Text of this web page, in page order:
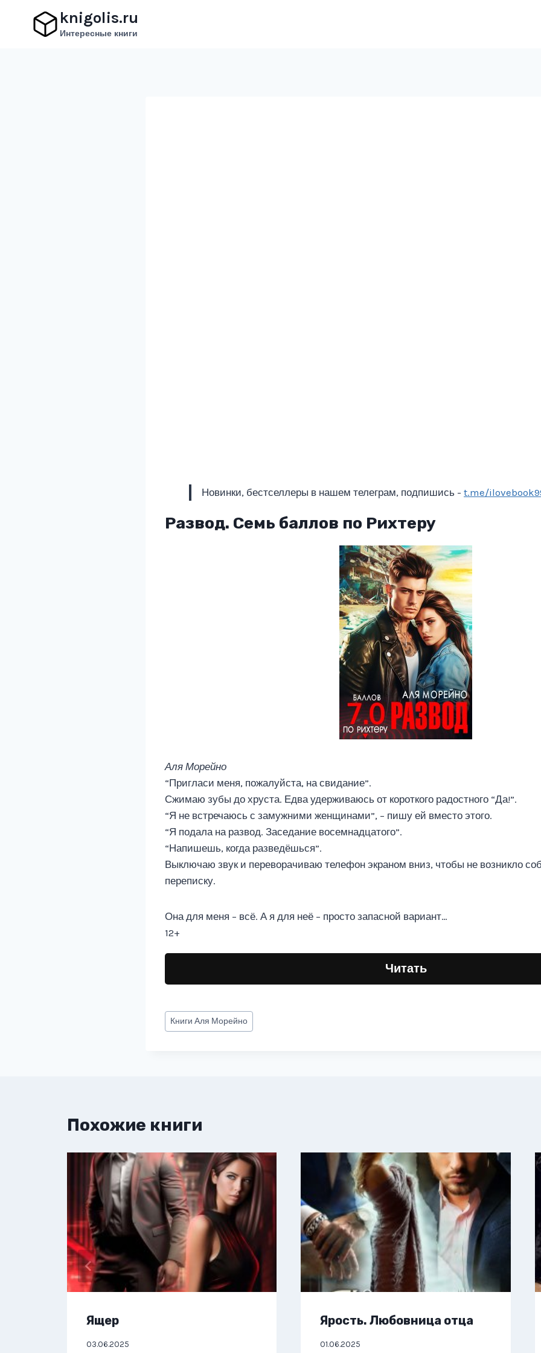
содержимому
knigolis.ru
Интересные книги
Новинки, бестселлеры в нашем телеграм, подпишись - t.me/
Развод. Семь баллов по Рихтеру
Аля Морейно
“Пригласи меня, пожалуйста, на свидание”.
Сжимаю зубы до хруста. Едва удерживаюсь от короткого радостного “Да!”.
“Я не встречаюсь с замужними женщинами”, – пишу ей вместо этого.
“Я подала на развод. Заседание восемнадцатого”.
“Напишешь, когда разведёшься”.
Выключаю звук и переворачиваю телефон экраном вниз, чтобы не возникло
переписку.
Она для меня – всё. А я для неё – просто запасной вариант…
12+
Читать
Метки
записи:
КнигиАля Морейно
Похожие книги
Ящер
03.06.2025
Ярость. Любовница отца
01.06.2025